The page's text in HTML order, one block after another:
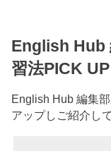
English Hub
習法PICK UP
English Hub 編集
アップしご紹介し